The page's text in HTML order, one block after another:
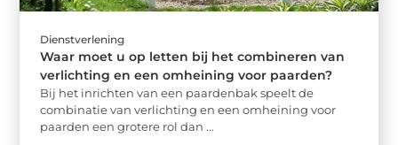
Dienstverlening
Waar moet u op letten bij het combineren van
verlichting en een omheining voor paarden?
Bij het inrichten van een paardenbak speelt de
combinatie van verlichting en een omheining voor
paarden een grotere rol dan ...